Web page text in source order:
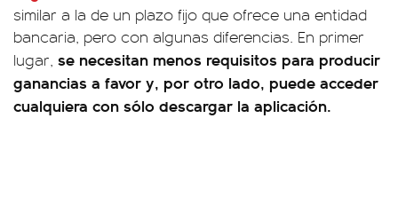
similar a la de un plazo fijo que ofrece una entidad
bancaria, pero con algunas diferencias. En primer
lugar, se necesitan menos requisitos para producir
ganancias a favor y, por otro lado, puede acceder
cualquiera con sólo descargar la aplicación.